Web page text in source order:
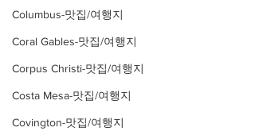
Columbus-맛집/여행지
Coral Gables-맛집/여행지
Corpus Christi-맛집/여행지
Costa Mesa-맛집/여행지
Covington-맛집/여행지